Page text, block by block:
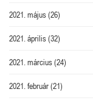
2021. május(26)
2021. április(32)
2021. március(24)
2021. február(21)